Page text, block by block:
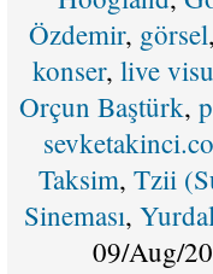
Özdemir, görsel
konser, live
Orçun Baştürk,
Taksim, Tzii
Sineması,
09/Aug/